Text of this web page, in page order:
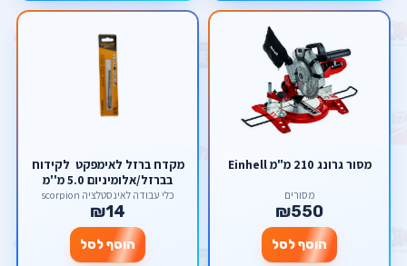
מסור גרונג 210 מ"מ Einhell
מסורים
₪550
הוסף לסל
מקדח ברזל לאימפקט לקידוח
בברזל/אלומיניום 5.0 מ''מ
מבית welloo
כלי עבודה לאינסטלציה scorpion
₪14
הוסף לסל